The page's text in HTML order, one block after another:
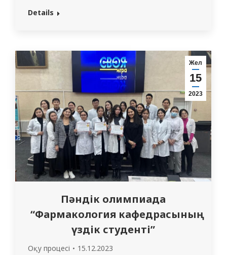
оқытушы запастағы медицина қызметінің
«Қазақстан Республикасының
Мемлекеттік тәуелсіздігі туралы»
Конституциялық заң қабылданды.
Қазақстан Республикасының
Конституциясына сәйкес, ол өз
аумағында толық билікке ие, ішкі және
сыртқы саясатын айқындайтын тәуелсіз,
…
Details
Жел
15
2023
Пәндік олимпиада
“Фармакология кафедрасының
үздік студенті”
Оқу процесі 15.12.2023